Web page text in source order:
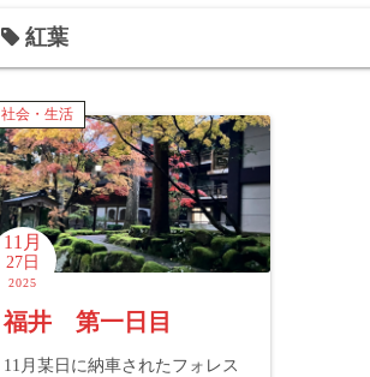
紅葉
社会・生活
11月
27日
2025
福井 第一日目
11月某日に納車されたフォレス